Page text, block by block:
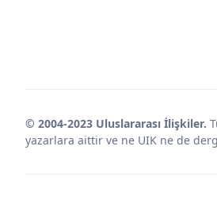
© 2004-2023 Uluslararası İlişkiler.
yazarlara aittir ve ne UIK ne de